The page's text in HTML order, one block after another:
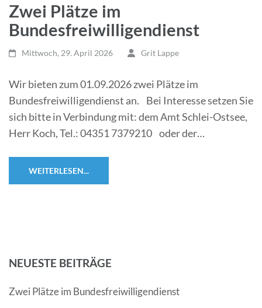
Zwei Plätze im
Bundesfreiwilligendienst
Mittwoch, 29. April 2026 Grit Lappe
Wir bieten zum 01.09.2026 zwei Plätze im
Bundesfreiwilligendienst an. Bei Interesse setzen Sie
sich bitte in Verbindung mit: dem Amt Schlei-Ostsee,
Herr Koch, Tel.: 04351 7379210 oder der…
WEITERLESEN...
NEUESTE BEITRÄGE
Zwei Plätze im Bundesfreiwilligendienst